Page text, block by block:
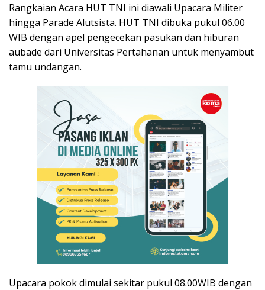
Rangkaian Acara HUT TNI ini diawali Upacara Militer
hingga Parade Alutsista. HUT TNI dibuka pukul 06.00
WIB dengan apel pengecekan pasukan dan hiburan
aubade dari Universitas Pertahanan untuk menyambut
tamu undangan.
Upacara pokok dimulai sekitar pukul 08.00WIB dengan